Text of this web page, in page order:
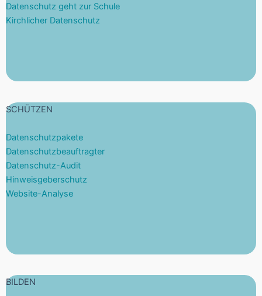
Datenschutz geht zur Schule
Kirchlicher Datenschutz
SCHÜTZEN
Datenschutzpakete
Datenschutzbeauftragter
Datenschutz-Audit
Hinweisgeberschutz
Website-Analyse
BILDEN